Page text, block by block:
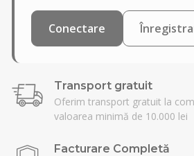
Conectare
Transport gratuit
Oferim transport gratuit la
valoarea minimă de 10.000 lei
Facturare Completă